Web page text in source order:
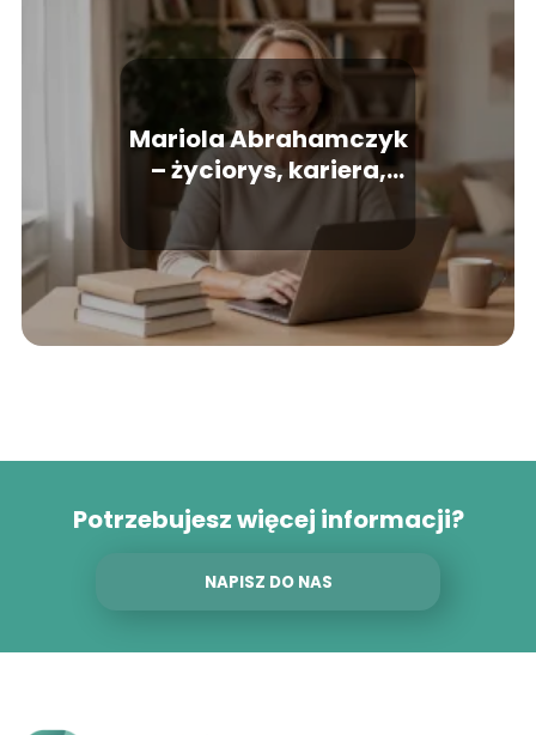
Mariola Abrahamczyk
– życiorys, kariera,
życie prywatne
Potrzebujesz więcej informacji?
NAPISZ DO NAS